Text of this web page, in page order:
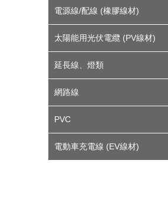
電源線/配線 (橡膠線材)
太陽能用光伏電纜 (PV線材)
延長線、燈類
網路線
PVC
電動車充電線 (EV線材)